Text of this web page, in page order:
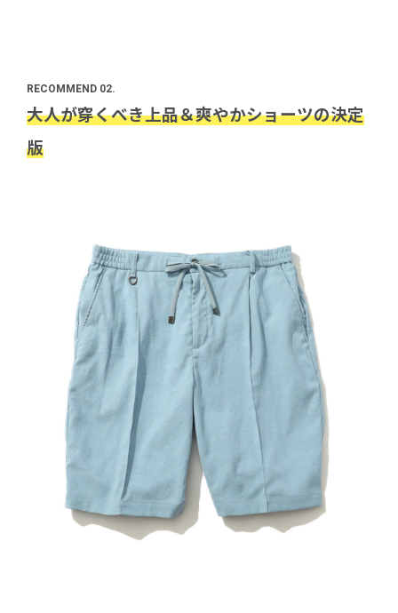
RECOMMEND 02.
大人が穿くべき上品＆爽やかショーツの決定
版